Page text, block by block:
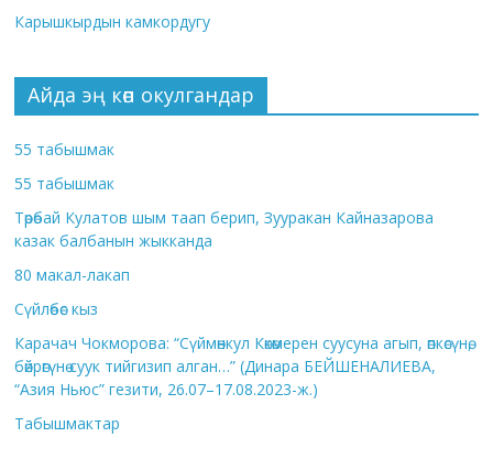
Карышкырдын камкордугу
Айда эң көп окулгандар
55 табышмак
55 табышмак
Төрөбай Кулатов шым таап берип, Зууракан Кайназарова
казак балбанын жыкканда
80 макал-лакап
Сүйлөбөс кыз
Карачач Чокморова: “Сүймөнкул Көкөмерен суусуна агып, өпкөсүнө,
бөйрөгүнө суук тийгизип алган…” (Динара БЕЙШЕНАЛИЕВА,
“Азия Ньюс” гезити, 26.07–17.08.2023-ж.)
Табышмактар